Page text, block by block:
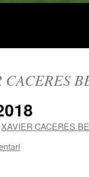
CACERES
XAVIER CACERES